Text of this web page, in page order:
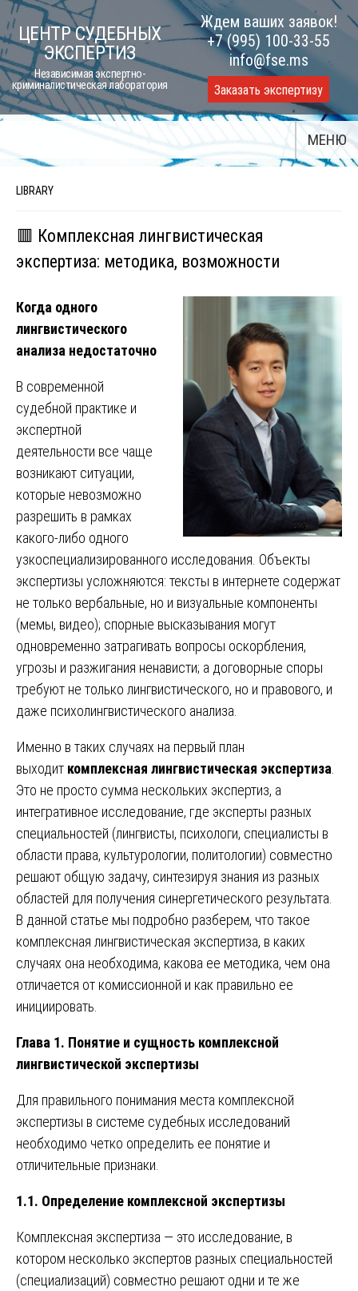
Skip
to
content
ЦЕНТР СУДЕБНЫХ
ЭКСПЕРТИЗ
Независимая экспертно-
криминалистическая лаборатория
Ждем ваших заявок!
+7 (995) 100-33-55
info@fse.ms
Заказать экспертизу
МЕНЮ
LIBRARY
🟥 Комплексная лингвистическая
экспертиза: методика, возможности
Когда одного
лингвистического
анализа недостаточно
В современной
судебной практике и
экспертной
деятельности все чаще
возникают ситуации,
которые невозможно
разрешить в рамках
какого-либо одного
узкоспециализированного исследования. Объекты
экспертизы усложняются: тексты в интернете содержат
не только вербальные, но и визуальные компоненты
(мемы, видео); спорные высказывания могут
одновременно затрагивать вопросы оскорбления,
угрозы и разжигания ненависти; а договорные споры
требуют не только лингвистического, но и правового, и
даже психолингвистического анализа.
Именно в таких случаях на первый план
выходит комплексная лингвистическая экспертиза
Это не просто сумма нескольких экспертиз, а
интегративное исследование, где эксперты разных
специальностей (лингвисты, психологи, специалисты в
области права, культурологии, политологии) совместно
решают общую задачу, синтезируя знания из разных
областей для получения синергетического результата.
В данной статье мы подробно разберем, что такое
комплексная лингвистическая экспертиза, в каких
случаях она необходима, какова ее методика, чем она
отличается от комиссионной и как правильно ее
инициировать.
Глава 1. Понятие и сущность комплексной
лингвистической экспертизы
Для правильного понимания места комплексной
экспертизы в системе судебных исследований
необходимо четко определить ее понятие и
отличительные признаки.
1.1. Определение комплексной экспертизы
Комплексная экспертиза — это исследование, в
котором несколько экспертов разных специальностей
(специализаций) совместно решают одни и те же